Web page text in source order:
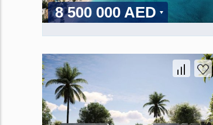
8 500 000 AED